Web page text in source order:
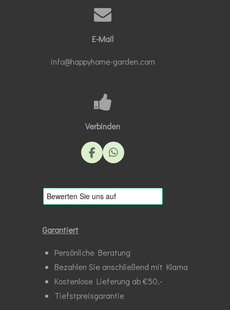
E-Mail
info@happyhome-garden.com
Verbinden
F
a
e
b
o
W
h
t
s
A
Garantiert
Persönliche Beratung
Bezahlen Sie anschließend mit Klarna
Kostenlose Lieferung ab €50,-
Tiefstpreisgarantie